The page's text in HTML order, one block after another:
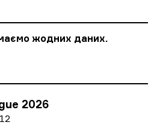
жодних даних.
2026
12